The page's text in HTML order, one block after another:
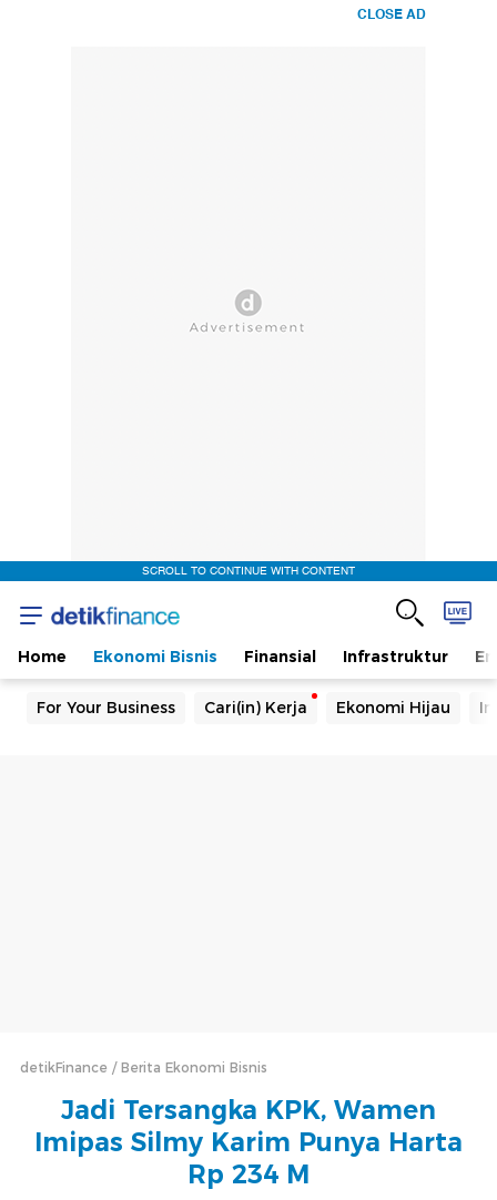
CLOSE AD
SCROLL TO CONTINUE WITH CONTENT
Home Ekonomi Bisnis Finansial Infrastruktur
For Your Business Cari(in) Kerja Ekonomi Hijau
detikFinance Berita Ekonomi Bisnis
Jadi Tersangka KPK, Wamen
Imipas Silmy Karim Punya Harta
Rp 234 M